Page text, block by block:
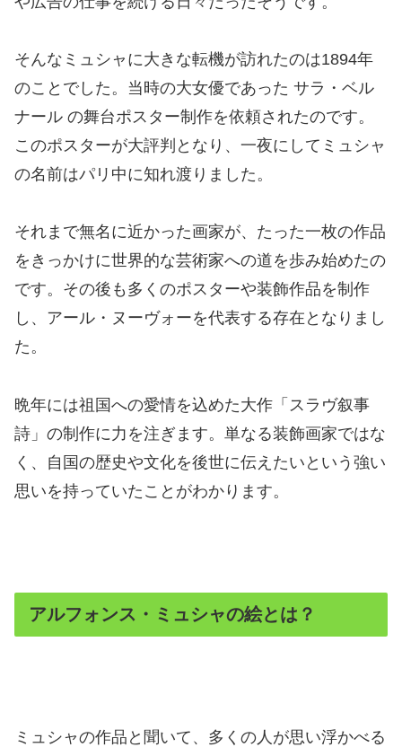
そんなミュシャに大きな転機が訪れたのは1894年
のことでした。当時の大女優であった サラ・ベル
ナール の舞台ポスター制作を依頼されたのです。
このポスターが大評判となり、一夜にしてミュシャ
の名前はパリ中に知れ渡りました。
それまで無名に近かった画家が、たった一枚の作品
をきっかけに世界的な芸術家への道を歩み始めたの
です。その後も多くのポスターや装飾作品を制作
し、アール・ヌーヴォーを代表する存在となりまし
た。
晩年には祖国への愛情を込めた大作「スラヴ叙事
詩」の制作に力を注ぎます。単なる装飾画家ではな
く、自国の歴史や文化を後世に伝えたいという強い
思いを持っていたことがわかります。
アルフォンス・ミュシャの絵とは？
ミュシャの作品と聞いて、多くの人が思い浮かべる